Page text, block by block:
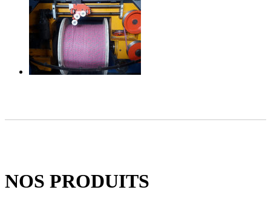
NOS PRODUITS